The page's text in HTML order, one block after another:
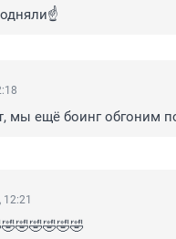
мы ещё боинг обгоним